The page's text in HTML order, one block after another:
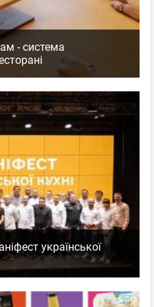
- система
української